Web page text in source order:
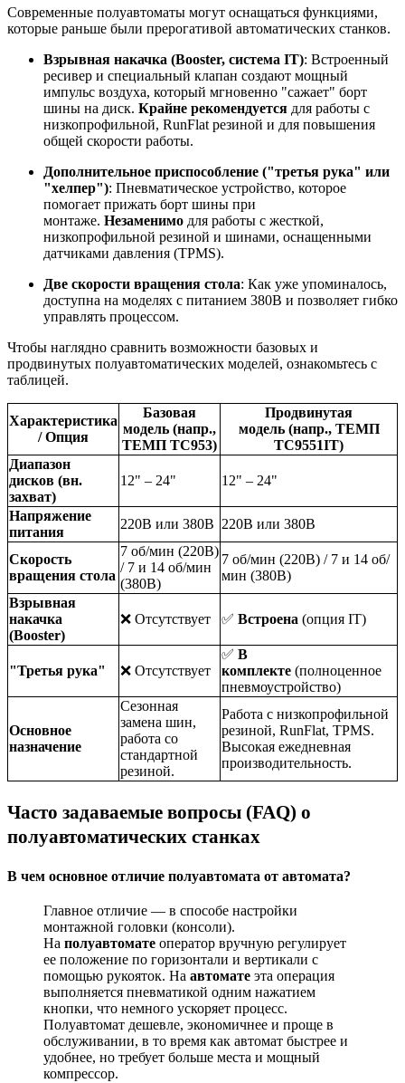
Современные полуавтоматы могут оснащаться функциями,
которые раньше были прерогативой автоматических станков.
Взрывная накачка (Booster, система IT): Встроенный
ресивер и специальный клапан создают мощный
импульс воздуха, который мгновенно "сажает" борт
шины на диск. Крайне рекомендуется для работы с
низкопрофильной, RunFlat резиной и для повышения
общей скорости работы.
Дополнительное приспособление ("третья рука" или
"хелпер"): Пневматическое устройство, которое
помогает прижать борт шины при
монтаже. Незаменимо для работы с жесткой,
низкопрофильной резиной и шинами, оснащенными
датчиками давления (TPMS).
Две скорости вращения стола: Как уже упоминалось,
доступна на моделях с питанием 380В и позволяет гибко
управлять процессом.
Чтобы наглядно сравнить возможности базовых и
продвинутых полуавтоматических моделей, ознакомьтесь с
таблицей.
Характеристика
/ Опция
Базовая
модель (напр.,
ТЕМП ТС953)
Продвинутая
модель(напр., ТЕМП
ТС9551IT)
Диапазон
дисков (вн.
захват)
12" – 24" 12" – 24"
Напряжение
питания
220В или 380В 220В или 380В
Скорость
вращения стола
7 об/мин (220В)
/ 7 и 14 об/мин
(380В)
7 об/мин (220В) / 7 и 14 об/
мин (380В)
Взрывная
накачка
(Booster)
❌ Отсутствует ✅ Встроена (опция IT)
"Третья рука" ❌ Отсутствует
✅ В
комплекте (полноценное
пневмоустройство)
Основное
назначение
Сезонная
замена шин,
работа со
стандартной
резиной.
Работа с низкопрофильной
резиной, RunFlat, TPMS.
Высокая ежедневная
производительность.
Часто задаваемые вопросы (FAQ) о
полуавтоматических станках
В чем основное отличие полуавтомата от автомата?
Главное отличие — в способе настройки
монтажной головки (консоли).
На полуавтомате оператор вручную регулирует
ее положение по горизонтали и вертикали с
помощью рукояток. На автомате эта операция
выполняется пневматикой одним нажатием
кнопки, что немного ускоряет процесс.
Полуавтомат дешевле, экономичнее и проще в
обслуживании, в то время как автомат быстрее и
удобнее, но требует больше места и мощный
компрессор.